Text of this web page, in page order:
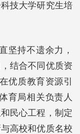
技大学研究生培
坚持不遗余力，
结合不同优质资
优质教育资源引
育局相关负责人
民心工程，制定
高校和优质名校